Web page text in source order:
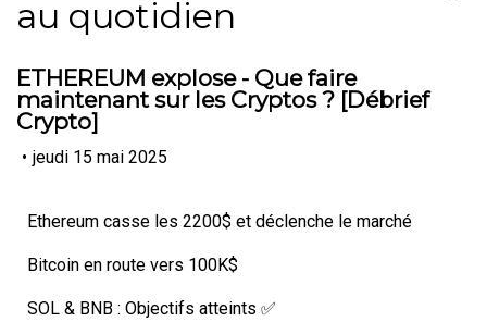
au quotidien
ETHEREUM explose - Que faire
maintenant sur les Cryptos ? [Débrief
Crypto]
• jeudi 15 mai 2025
Ethereum casse les 2200$ et déclenche le marché
Bitcoin en route vers 100K$
SOL & BNB : Objectifs atteints ✅